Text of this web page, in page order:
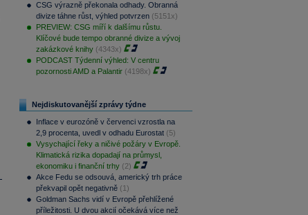
CSG výrazně překonala odhady. Obranná
divize táhne růst, výhled potvrzen (5151x)
PREVIEW: CSG míří k dalšímu růstu.
Klíčové bude tempo obranné divize a vývoj
zakázkové knihy (4343x)
PODCAST Týdenní výhled: V centru
pozornosti AMD a Palantir (4198x)
Nejdiskutovanější zprávy týdne
Inflace v eurozóně v červenci vzrostla na
2,9 procenta, uvedl v odhadu Eurostat (5)
Vysychající řeky a ničivé požáry v Evropě.
Klimatická rizika dopadají na průmysl,
ekonomiku i finanční trhy (2)
Akce Fedu se odsouvá, americký trh práce
překvapil opět negativně (1)
Goldman Sachs vidí v Evropě přehlížené
příležitosti. U dvou akcií očekává více než